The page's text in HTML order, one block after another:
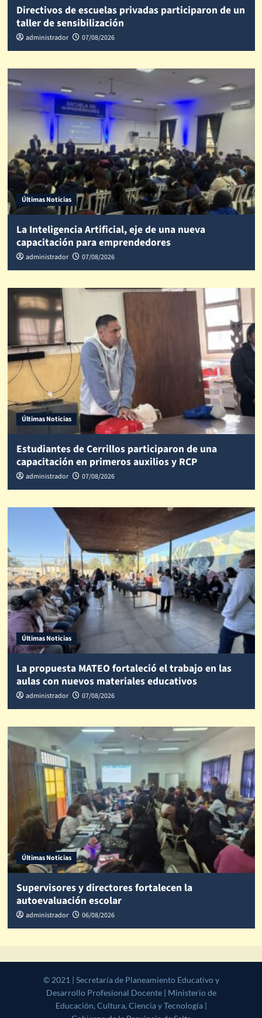
Directivos de escuelas privadas participaron de un
taller de sensibilización
administrador 07/08/2026
Últimas Noticias
La Inteligencia Artificial, eje de una nueva
capacitación para emprendedores
administrador 07/08/2026
Últimas Noticias
Estudiantes de Cerrillos participaron de una
capacitación en primeros auxilios y RCP
administrador 07/08/2026
Últimas Noticias
La propuesta MATEO fortaleció el trabajo en las
aulas con nuevos materiales educativos
administrador 07/08/2026
Últimas Noticias
Supervisores y directores fortalecen la
autoevaluación escolar
administrador 06/08/2026
© 2021 | Secretaría de Planeamiento Educativo y Desarrollo
Profesional Docente | Ministerio de Educación, Cultura, Ciencia y
Tecnología | Gobierno de la Provincia de Salta|CoverNews